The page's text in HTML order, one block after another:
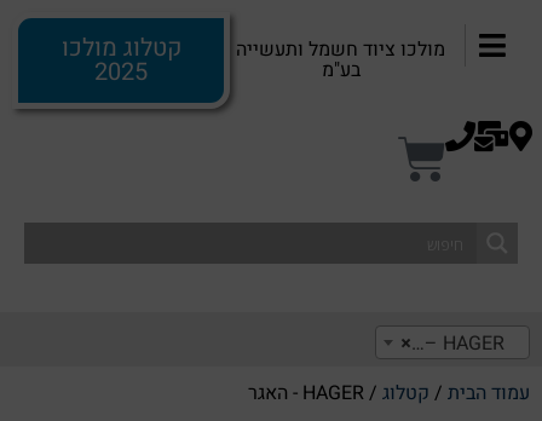
מולכו ציוד חשמל ותעשייה
בע"מ
קטלוג מולכו
2025
×
עמוד הבית / קטלוג / HAGER - האגר